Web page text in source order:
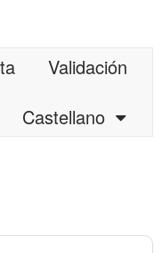
Validación
Castellano